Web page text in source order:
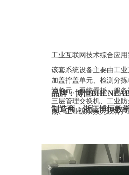
工业互联网技术综合应用
该套系统设备主要由工业
加盖拧盖单元、检测分拣
流单元、系统看板、服务
三层管理交换机、工业
点、工业级双频无线客
品牌：博恒
制造商：浙江博恒教
质保期：一年（非人
价格：联系销售人员